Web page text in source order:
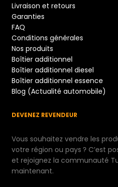
Livraison et retours
Garanties
FAQ
Conditions générales
Nos produits
Boîtier additionnel
Boîtier additionnel diesel
Boîtier additionnel essence
Blog (Actualité automobile)
DEVENEZ REVENDEUR
Vous souhaitez vendre les
votre région ou pays ? C’est
et rejoignez la communauté
maintenant.